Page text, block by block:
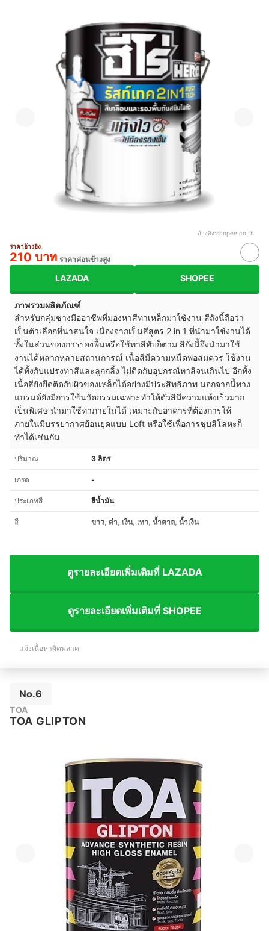
อ้างอิง:shopee.co.th
ราคาอ้างอิง
210 บาท ราคาค่อนข้างสูง
LAZADA SHOPEE
ภาพรวมผลิตภัณฑ์
สำหรับกลุ่มช่างมืออาชีพที่มองหาสีทาเหล็กมาใช้งาน สีถังนี้ถือว่า
เป็นตัวเลือกที่น่าสนใจ เนื่องจากเป็นสีสูตร 2 in 1 ที่นำมาใช้งานได้
ทั้งในส่วนของการรองพื้นหรือใช้ทาสีทับก็ตาม สีถังนี้จึงนำมาใช้
งานได้หลากหลายสถานการณ์ เนื้อสีมีความหนืดพอสมควร ใช้งาน
ได้ทั้งกับแปรงทาสีและลูกกลิ้ง ไม่ติดกับอุปกรณ์ทาสีจนเกินไป อีกทั้ง
เนื้อสียังยึดติดกับผิวของเหล็กได้อย่างมีประสิทธิภาพ นอกจากนี้ทาง
แบรนด์ยังมีการใช้นวัตกรรมเฉพาะทำให้ตัวสีมีความแห้งเร็วมาก
เป็นพิเศษ นำมาใช้ทาภายในได้ เหมาะกับอาคารที่ต้องการให้
ภายในมีบรรยากาศย้อนยุคแบบ Loft หรือใช้เพื่อการชุบสีโลหะก็
ทำได้เช่นกัน
ปริมาณ 3 ลิตร
เกรด -
ประเภทสี สีน้ำมัน
สี ขาว, ดำ, เงิน, เทา, น้ำตาล, น้ำเงิน
ดูรายละเอียดเพิ่มเติมที่ LAZADA
ดูรายละเอียดเพิ่มเติมที่ SHOPEE
แจ้งเนื้อหาผิดพลาด
No.6
TOA
TOA GLIPTON